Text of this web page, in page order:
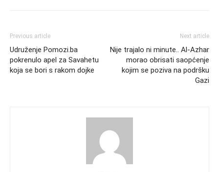
Previous article
Udruženje Pomozi.ba
pokrenulo apel za Savahetu
koja se bori s rakom dojke
Next article
Nije trajalo ni minute.. Al-Azhar
morao obrisati saopćenje
kojim se poziva na podršku
Gazi